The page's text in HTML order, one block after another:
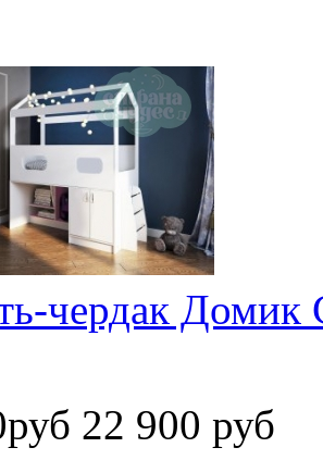
чердак Домик
22 900 руб